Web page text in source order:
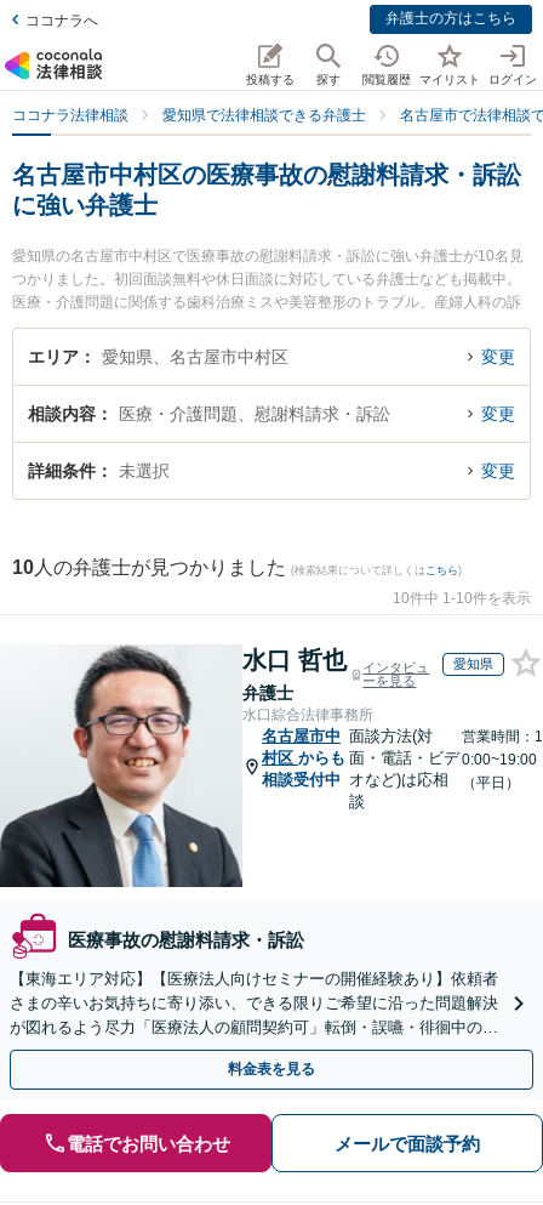
ココナラへ 弁護士の方はこちら
投稿する 探す 閲覧履歴 マイリスト ログイン
ココナラ法律相談 愛知県で法律相談できる弁護士 名古屋市で法律相談
名古屋市中村区の医療事故の慰謝料請求・訴訟
に強い弁護士
愛知県の名古屋市中村区で医療事故の慰謝料請求・訴訟に強い弁護士が10名見
つかりました。初回面談無料や休日面談に対応している弁護士なども掲載中。
医療・介護問題に関係する歯科治療ミスや美容整形のトラブル、産婦人科の訴
訟等の細かな分野での絞り込み検索もでき便利です。特に弁護士法人金国法律
事務所の金国 建吾弁護士や加島法律事務所の加島 光弁護士、アルタス法律事務
のトラブルを今すぐに弁護士に相談したい』『医療事故の慰謝料請求・訴訟の
トラブル解決の実績豊富な近くの弁護士を検索したい』『初回相談無料で医療
事故の慰謝料請求・訴訟を法律相談できる名古屋市中村区内の弁護士に相談予
エリア 愛知県、名古屋市中村区 変更
相談内容 医療・介護問題、慰謝料請求・訴訟 変更
詳細条件 未選択 変更
10 人の弁護士が見つかりました (検索結果について詳しくは こちら)
10件中 1-10件を表示
水口 哲也
弁護士
インタビュ
ーを見る
愛知県
水口綜合法律事務所
名古屋市中
村区 からも
相談受付中
面談方法(対
面・電話・ビデ
オなど)は応相
談
営業時間：1
0:00~19:00
（平日）
医療事故の慰謝料請求・訴訟
【東海エリア対応】【医療法人向けセミナーの開催経験あり】依頼者
さまの辛いお気持ちに寄り添い、できる限りご希望に沿った問題解決
が図れるよう尽力「医療法人の顧問契約可」転倒・誤嚥・徘徊中の事
故など、介護事故のご相談も対応【休日・夜間相談可】
料金表を見る
電話でお問い合わせ メールで面談予約